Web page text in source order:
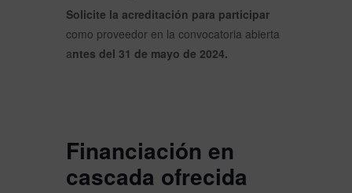
Solicite la acreditación para participar
como proveedor en la convocatoria abierta
antes del 31 de mayo de 2024.
Financiación en
cascada ofrecida